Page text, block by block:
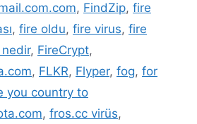
, FindZip, fire
, fire oldu, fire virus, fire
, FireCrypt,
, FLKR, Flyper, fog, for
you country to
, fros.cc virüs,